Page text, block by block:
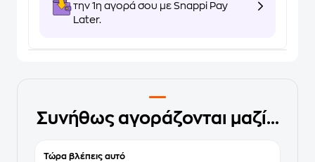
την 1η αγορά σου με Snappi Pay
Later.
Συνήθως αγοράζονται μαζί...
Τώρα βλέπεις αυτό